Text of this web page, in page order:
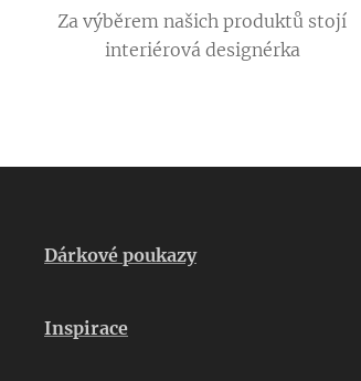
Za výběrem našich produktů stojí
interiérová designérka
Dárkové poukazy
Inspirace